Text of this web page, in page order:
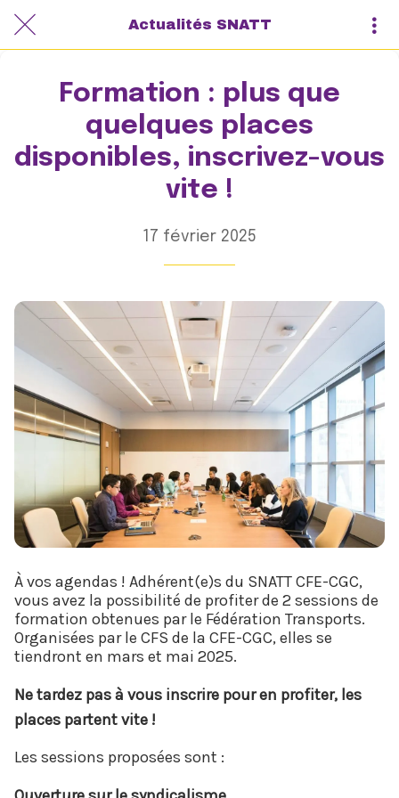
Actualités SNATT
Formation : plus que
quelques places
disponibles, inscrivez-vous
vite !
17 février 2025
À vos agendas ! Adhérent(e)s du SNATT CFE-CGC,
vous avez la possibilité de profiter de 2 sessions de
formation obtenues par le Fédération Transports.
Organisées par le CFS de la CFE-CGC, elles se
tiendront en mars et mai 2025.
Ne tardez pas à vous inscrire pour en profiter, les
places partent vite !
Les sessions proposées sont :